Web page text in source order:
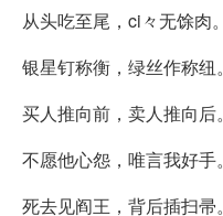
从头吃至尾，ci々无馀肉。
银星钉称衡，绿丝作称纽。
买人推向前，卖人推向后。
不愿他心怨，唯言我好手。
死去见阎王，背后插扫帚。